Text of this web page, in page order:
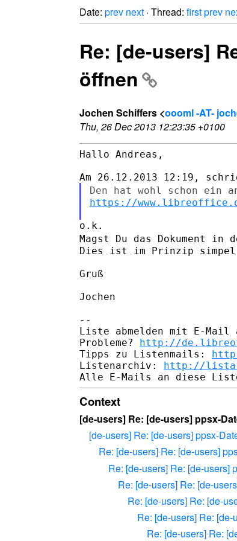
Date: prev next · Thread: firstprev
Re: [de-users]
öffnen
Jochen Schiffers <oooml -AT-
Thu, 26 Dec 2013 12:23:35 +0100
Hallo Andreas,
Den hat wohl schon ein
https://
Magst Du das Dokument in
Dies ist im Prinzip
Gruß
Jochen
--
Liste abmelden mit E-Mail
Probleme? http://
Tipps zu Listenmails:
Listenarchiv: http://
Context
[de-users] Re: [de-users] ppsx-
[de-users] Re: [de-users] ppsx-
Re: [de-users] Re: [de-users]
Re: [de-users] Re: [de-users]
Re: [de-users] Re: [de-
Re: [de-users] Re: [de-
Re: [de-users] Re:
Re: [de-users] Re: